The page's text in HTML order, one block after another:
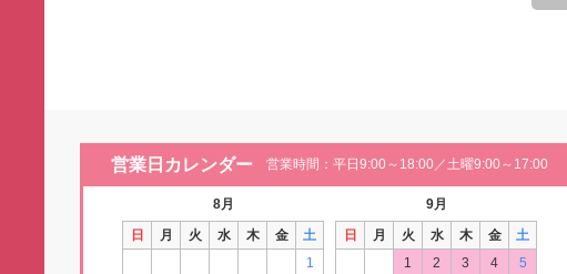
営業日カレンダー 営業時間：平日9:00～18:00／土曜9:00～17:00
8月
日
月 火 水 木 金
土
1
9月
日
月 火 水 木 金
土
1
2 3 4 5